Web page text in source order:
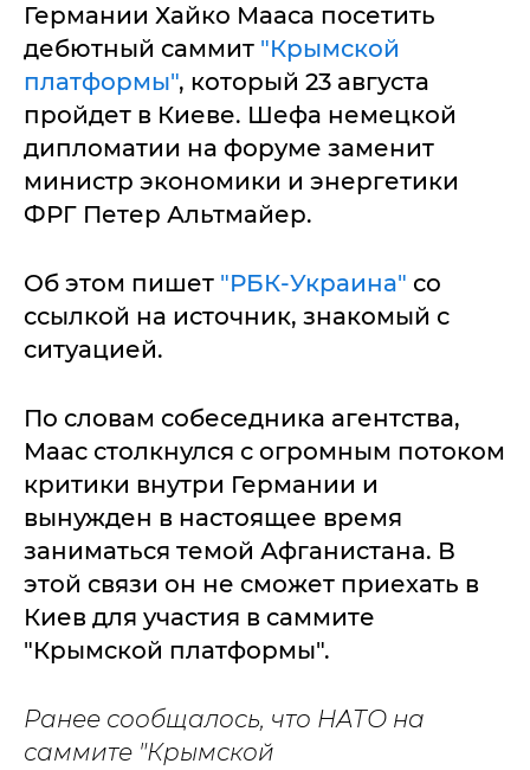
Германии Хайко Мааса посетить
дебютный саммит "Крымской
платформы", который 23 августа
пройдет в Киеве. Шефа немецкой
дипломатии на форуме заменит
министр экономики и энергетики
ФРГ Петер Альтмайер.
Об этом пишет "РБК-Украина" со
ссылкой на источник, знакомый с
ситуацией.
По словам собеседника агентства,
Маас столкнулся с огромным потоком
критики внутри Германии и
вынужден в настоящее время
заниматься темой Афганистана. В
этой связи он не сможет приехать в
Киев для участия в саммите
"Крымской платформы".
Ранее сообщалось, что НАТО на
саммите "Крымской